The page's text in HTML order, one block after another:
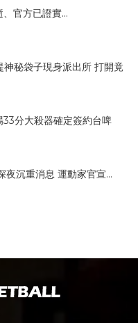
官方已證實...
神秘袋子現身派出所 打開竟
分大殺器確定簽約台啤
夜沉重消息 運動家官宣...